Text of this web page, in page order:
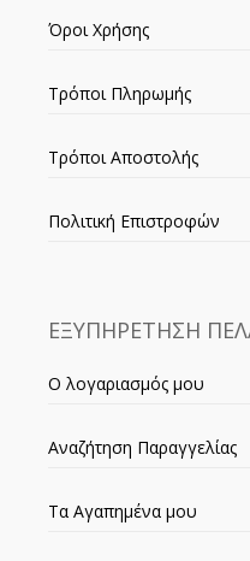
Όροι Χρήσης
Τρόποι Πληρωμής
Τρόποι Αποστολής
Πολιτική Επιστροφών
ΕΞΥΠΗΡΕΤΗΣΗ
Ο λογαριασμός μου
Αναζήτηση Παραγγελίας
Τα Αγαπημένα μου